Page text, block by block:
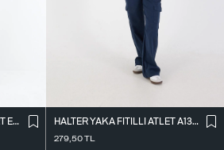
BELDEN İ̇P BAĞLAMALI ŞORT ETEK Ş16072-L7
HALTER YAKA FITILLI ATLET A13294-L7
279,50TL